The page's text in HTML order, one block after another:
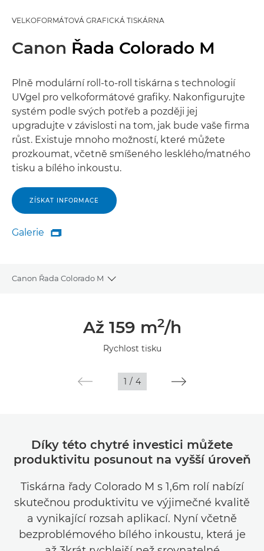
VELKOFORMÁTOVÁ GRAFICKÁ TISKÁRNA
Canon Řada Colorado M
Plně modulární roll-to-roll tiskárna s technologií
UVgel pro velkoformátové grafiky. Nakonfigurujte
systém podle svých potřeb a později jej
upgradujte v závislosti na tom, jak bude vaše firma
růst. Existuje mnoho možností, které můžete
prozkoumat, včetně smíšeného lesklého/matného
tisku a bílého inkoustu.
ZÍSKAT INFORMACE
Galerie
Galerie

Canon Řada Colorado M
Toggle breadcrumbs
Až 159 m2/h
Rychlost tisku
1 / 4
Díky této chytré investici můžete
produktivitu posunout na vyšší úroveň
Tiskárna řady Colorado M s 1,6m rolí nabízí
skutečnou produktivitu ve výjimečné kvalitě
a vynikající rozsah aplikací. Nyní včetně
bezproblémového bílého inkoustu, která je